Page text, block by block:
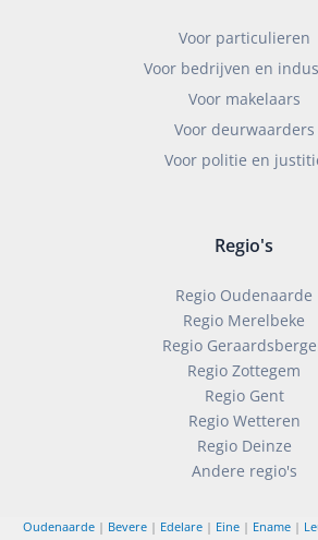
Voor particulieren
Voor bedrijven en
Voor makelaars
Voor deurwaarders
Voor politie en
Regio's
Regio Oudenaarde
Regio Merelbeke
Regio
Regio Zottegem
Regio Gent
Regio Wetteren
Regio Deinze
Andere regio's
Oudenaarde | Bevere | Edelare | Eine | Ename |